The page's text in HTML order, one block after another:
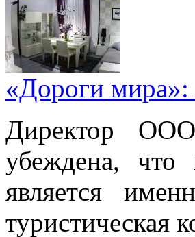
«Дороги
Директор
убеждена, что
является
туристическая